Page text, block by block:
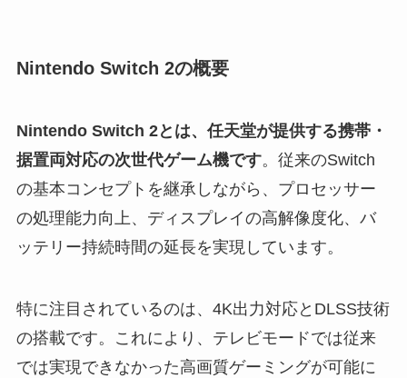
Nintendo Switch 2の概要
Nintendo Switch 2とは、任天堂が提供する携帯・
据置両対応の次世代ゲーム機です。従来のSwitch
の基本コンセプトを継承しながら、プロセッサー
の処理能力向上、ディスプレイの高解像度化、バ
ッテリー持続時間の延長を実現しています。
特に注目されているのは、4K出力対応とDLSS技術
の搭載です。これにより、テレビモードでは従来
では実現できなかった高画質ゲーミングが可能に